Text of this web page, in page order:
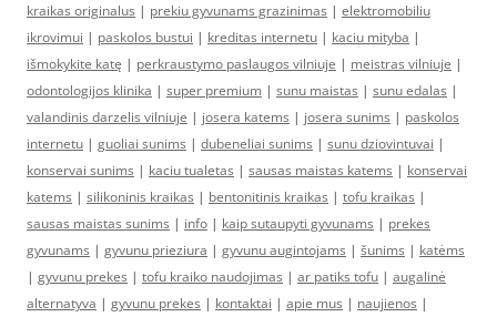
kraikas originalus | prekiu gyvunams grazinimas | elektromobiliu
ikrovimui | paskolos bustui | kreditas internetu | kaciu mityba |
išmokykite katę | perkraustymo paslaugos vilniuje | meistras vilniuje |
odontologijos klinika | super premium | sunu maistas | sunu edalas |
valandinis darzelis vilniuje | josera katems | josera sunims | paskolos
internetu | guoliai sunims | dubeneliai sunims | sunu dziovintuvai |
konservai sunims | kaciu tualetas | sausas maistas katems | konservai
katems | silikoninis kraikas | bentonitinis kraikas | tofu kraikas |
sausas maistas sunims | info | kaip sutaupyti gyvunams | prekes
gyvunams | gyvunu prieziura | gyvunu augintojams | šunims | katėms
| gyvunu prekes | tofu kraiko naudojimas | ar patiks tofu | augalinė
alternatyva | gyvunu prekes | kontaktai | apie mus | naujienos |